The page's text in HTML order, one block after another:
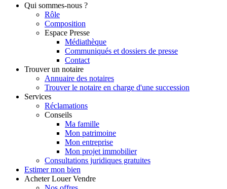
Qui sommes-nous ?
Rôle
Composition
Espace Presse
Médiathèque
Communiqués et dossiers de presse
Contact
Trouver un notaire
Annuaire des notaires
Trouver le notaire en charge d'une succession
Services
Réclamations
Conseils
Ma famille
Mon patrimoine
Mon entreprise
Mon projet immobilier
Consultations juridiques gratuites
Estimer mon bien
Acheter Louer Vendre